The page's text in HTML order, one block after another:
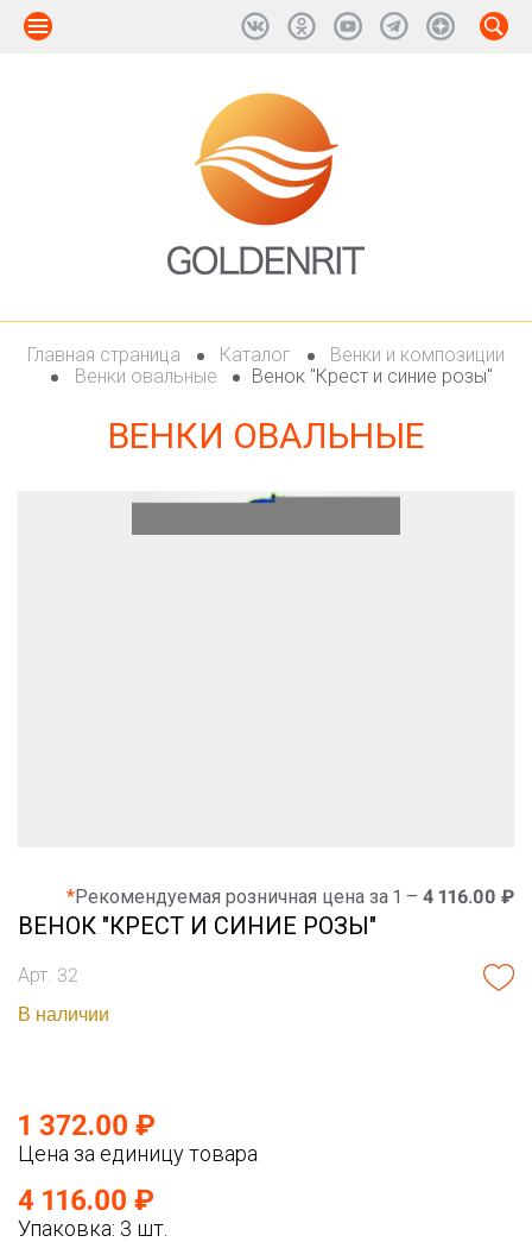
Главная страница Каталог
Венки и композиции
Венки овальные
Венок "Крест и синие розы"
ВЕНКИ ОВАЛЬНЫЕ
*Рекомендуемая розничная цена за 1 – 4 116.00 ₽
ВЕНОК "КРЕСТ И СИНИЕ РОЗЫ"
Арт. 32
В наличии
1 372.00 ₽
Цена за единицу товара
4 116.00 ₽
Упаковка: 3 шт.